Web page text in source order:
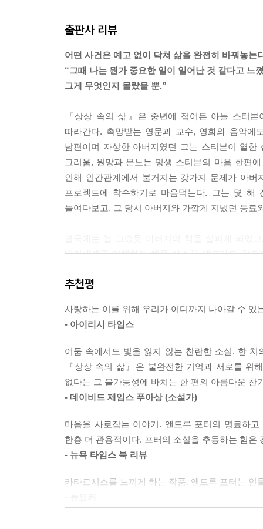
은 무언가를 그것이 사라지기 훨씬 전부터 그리워
“문제는,” 차우가 얼마 뒤에 말했다. “그런 일이
갑자기 존재하지 않게 될 수 있어. 사라져버릴 수 있
영화 앞부분에서 한 인물이 “도망칠 곳이 없어”라
거나 상징적인 덫에 갇히는 장면이 나올 때마다 “
이. 어쩌면 인생에 대한, 어쩌면 자신의 인생에 대
--- p.369
그 순간 아버지에게 느낀 그토록 강렬한 분노를
그후 한 달이 채 안 되어 아버지는 공식적으로 사
끝으로 아버지가 실존한다는 증거―전화번호, 영
--- pp.396~397
아이였던 아버지, 십대 소년이었던 아버지, 대학
은 교수였던 아버지, 정겨운 친구였던 아버지의
--- p.400
상상 속의 삶에서는 모든 것이 다르다.
--- p.421
출판사 리뷰
어떤 사건은 예고 없이 닥쳐 삶을 완전히 바꿔놓는
“그때 나는 뭔가 중요한 일이 일어난 것 같다고 느
그게 무엇인지 몰랐을 뿐.”
『상상 속의 삶』은 중년에 접어든 아들 스티
따라간다. 촉망받는 영문과 교수, 영화와 음악
남편이며 자상한 아버지였던 그는 스티븐이 열
그리움, 원망과 분노는 평생 스티븐의 마음 한편
인해 인간관계에서 불거지는 갖가지 문제가 아
프로젝트에 착수하기로 마음먹는다. 그는 몇
들여다보고, 그 당시 아버지와 가깝게 지냈던 동
내면세계를 이해하게 해줄 사소한 메모라도 찾
오래된 기억의 편린들이 끼어든다. 아버지를 생
초대해 수영장에서 파티를 즐기곤 했던 아버
야자수와 황금빛 노을을 배경으로 칵테일을
무르익은 어느 밤, 아버지의 운명은 송두리째
잘못되었다는 느낌, 돌이킬 수 없는 심각한 일이
깜빡거리는 아버지의 간이 극장, 푸르른 장관
영문과에서 촉망받는 젊은 교수로 자리잡기 시
맞아떨어진다 싶기도 한데, 바로 그 유명한 뒷마
우리가 상상하지 못한 또다른 삶의 가능성
추천평
사랑하는 이를 위해 우리가 어디까지 나아갈 수
- 아이리시 타임스
어둠 속에서도 빛을 잃지 않는 찬란한 소설. 한
『상상 속의 삶』은 불완전한 기억과 서로를 위
없다는 그 불가능성에 바치는 한 편의 아름다운 찬
- 데이비드 제임스 푸아상 (소설가)
마음을 사로잡는 이야기. 앤드루 포터의 명료하
한층 더 관용적이다. 포터의 소설을 추동하는 힘은
- 뉴욕 타임스 북 리뷰
카타르시스를 느끼게 하는 작품. 앤드루 포터는